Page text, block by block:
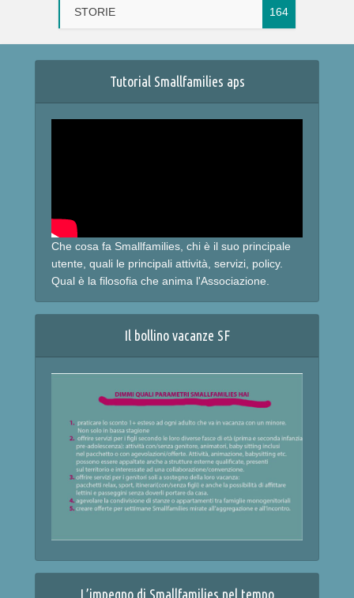
STORIE 164
Tutorial Smallfamilies aps
Che cosa fa Smallfamilies, chi è il suo principale
utente, quali le principali attività, servizi, policy.
Qual è la filosofia che anima l'Associazione.
Il bollino vacanze SF
L’impegno di Smallfamilies nel tempo